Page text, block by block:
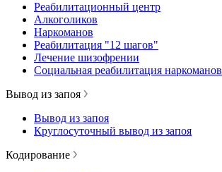
Реабилитационный центр
Алкоголиков
Наркоманов
Реабилитация "12 шагов"
Лечение шизофрении
Социальная реабилитация наркоманов
Вывод из запоя
Вывод из запоя
Круглосуточный вывод из запоя
Кодирование